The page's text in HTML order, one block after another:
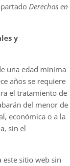
Derechos en
y
una edad mínima
años se requiere
el tratamiento de
del menor de
económica o a la
sin el
este sitio web sin